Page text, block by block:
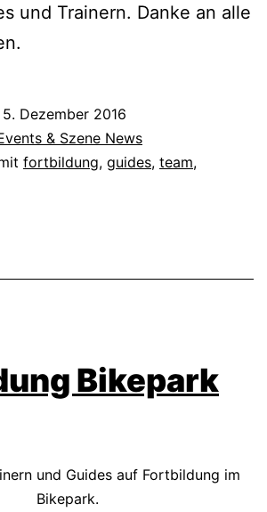
und Trainern. Danke an alle
5. Dezember 2016
& Szene News
fortbildung, guides, team,
Bikepark
und Guides auf Fortbildung im
Bikepark.